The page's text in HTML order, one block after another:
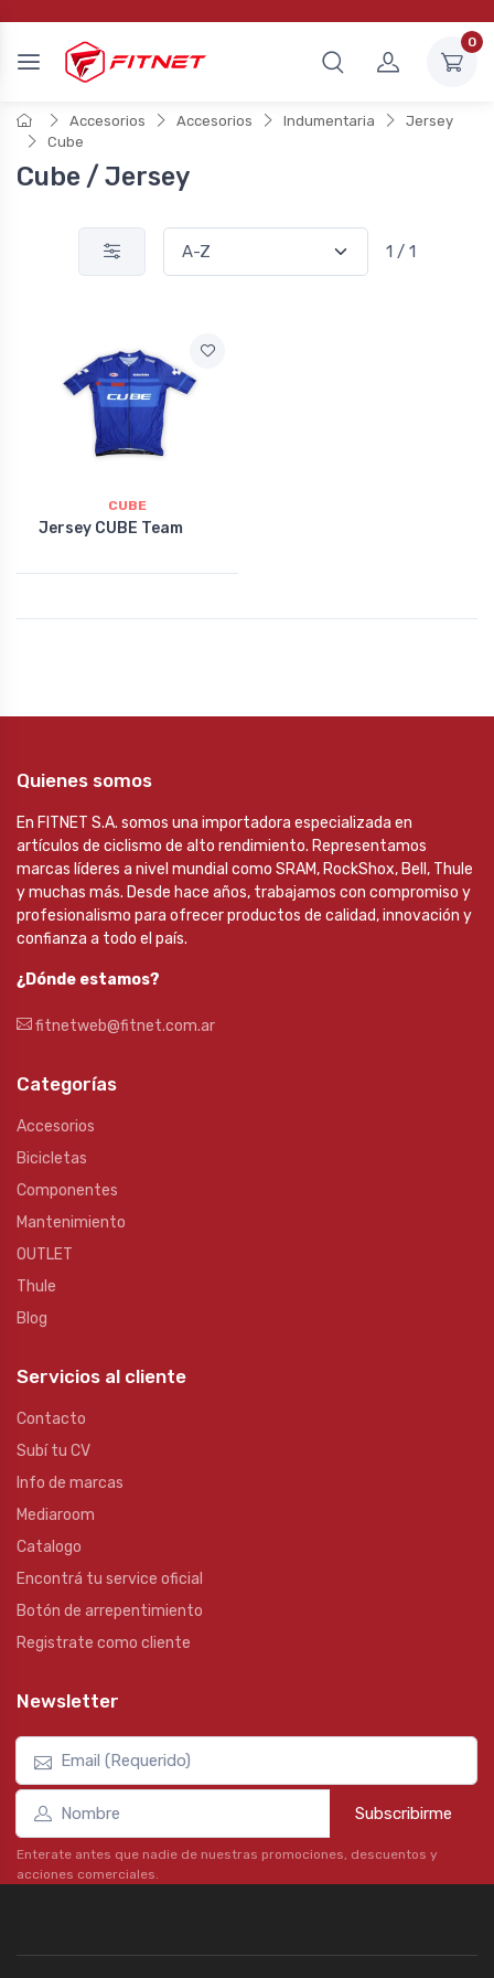
0
Accesorios Accesorios Indumentaria
Jersey
Cube
Cube / Jersey
1 / 1
CUBE
Jersey CUBE Team
Quienes somos
En FITNET S.A. somos una importadora especializada en
artículos de ciclismo de alto rendimiento. Representamos
marcas líderes a nivel mundial como SRAM, RockShox, Bell, Thule
y muchas más. Desde hace años, trabajamos con compromiso y
profesionalismo para ofrecer productos de calidad, innovación y
confianza a todo el país.
¿Dónde estamos?
fitnetweb@fitnet.com.ar
Categorías
Accesorios
Bicicletas
Componentes
Mantenimiento
OUTLET
Thule
Blog
Servicios al cliente
Contacto
Subí tu CV
Info de marcas
Mediaroom
Catalogo
Encontrá tu service oficial
Botón de arrepentimiento
Registrate como cliente
Newsletter
Subscribirme
Enterate antes que nadie de nuestras promociones, descuentos y
acciones comerciales.